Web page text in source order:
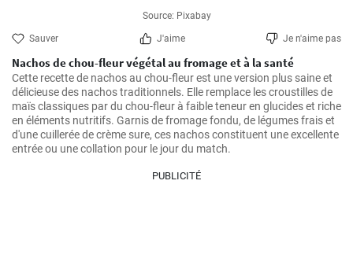
Source: Pixabay
Sauver J'aime Je n'aime pas
Nachos de chou-fleur végétal au fromage et à la santé
Cette recette de nachos au chou-fleur est une version plus saine et
délicieuse des nachos traditionnels. Elle remplace les croustilles de
maïs classiques par du chou-fleur à faible teneur en glucides et riche
en éléments nutritifs. Garnis de fromage fondu, de légumes frais et
d'une cuillerée de crème sure, ces nachos constituent une excellente
entrée ou une collation pour le jour du match.
PUBLICITÉ